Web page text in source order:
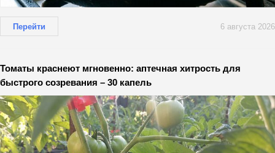
Перейти 6 августа 2026
Томаты краснеют мгновенно: аптечная хитрость для
быстрого созревания – 30 капель